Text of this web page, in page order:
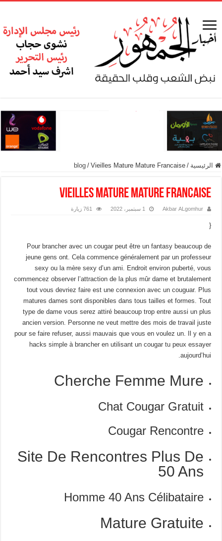
الرئيسية /
blog / Vieilles Mature Mature Francaise
Vieilles Mature Mature Francaise
Akbar ALgomhur 1 سبتمبر، 2022 761 زيارة
{
Pour brancher avec un cougar peut être un fantasy beaucoup de
jeune gens ont. Cela commence généralement par un professeur
sexy ou la mère sexy d’un ami. Endroit environ puberté, vous
commencez observer l’attraction de la plus mûr dame et brutalement
tout vous devriez faire est une connexion avec un couguar. Plus
matures dames sont disponibles dans tous tailles et formes. Tout
type de dame vous serez attiré beaucoup trop entre aussi un plus
ancien version. Personne ne veut mettre des mois de travail juste
pour se faire refuser, aussi mauvais que vous en voulez un. Il y en a
hacks simple à brancher en utilisant un cougar tu peux essayer
aujourd’hui.
Cherche Femme Mure
Chat Cougar Gratuit
Cougar Rencontre
Site De Rencontres Plus De
50 Ans
Homme 40 Ans Célibataire
Mature Gratuite